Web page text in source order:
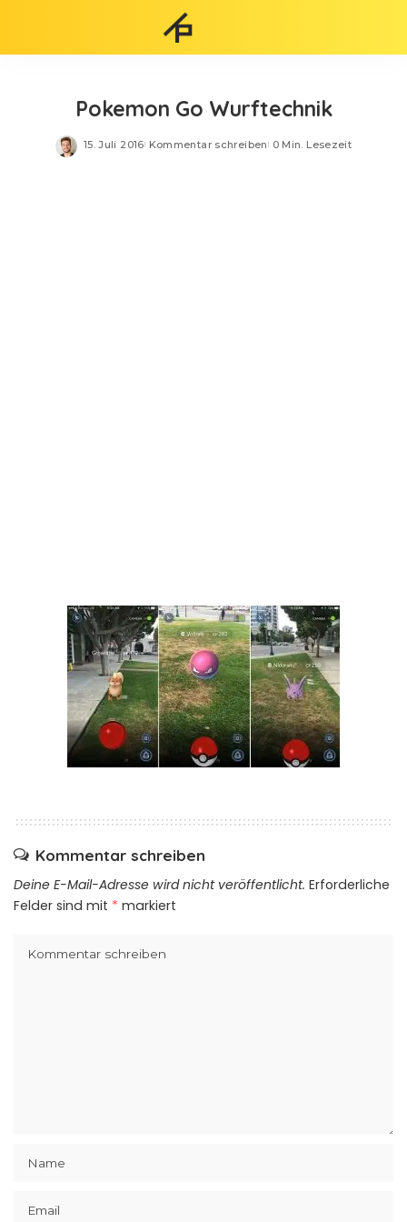
Pokemon Go Wurftechnik
15. Juli 2016 Kommentar schreiben 0 Min. Lesezeit
Kommentar schreiben
Deine E-Mail-Adresse wird nicht veröffentlicht. Erforderliche
Felder sind mit * markiert